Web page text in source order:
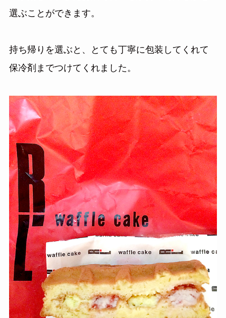
選ぶことができます。
持ち帰りを選ぶと、とても丁寧に包装してくれて
保冷剤までつけてくれました。